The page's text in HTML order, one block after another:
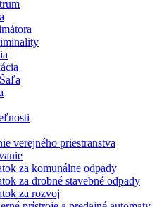
verejného priestranstva
za komunálne odpady
za drobné stavebné odpady
za rozvoj